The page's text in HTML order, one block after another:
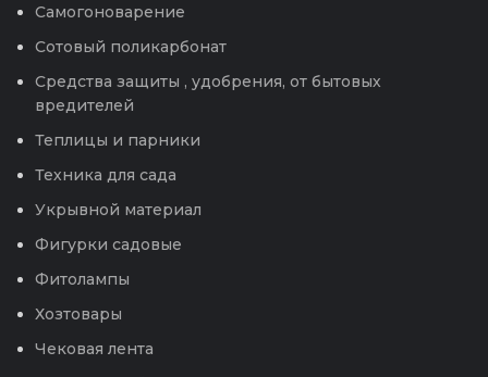
Самогоноварение
Сотовый поликарбонат
Средства защиты , удобрения, от бытовых
вредителей
Теплицы и парники
Техника для сада
Укрывной материал
Фигурки садовые
Фитолампы
Хозтовары
Чековая лента